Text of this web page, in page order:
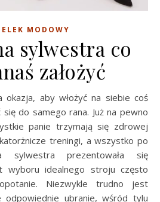
MODOWY
sylwestra co
założyć
do samego rana. Już na pewno
panie trzymają się zdrowej
treningi, a wszystko po
prezentowała się
wyboru idealnego stroju często
Niezwykle trudno jest
ubranie, wśród tylu